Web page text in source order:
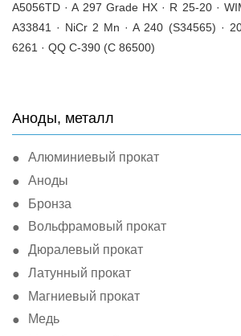
Аноды, металл
Алюминиевый прокат
Аноды
Бронза
Вольфрамовый прокат
Дюралевый прокат
Латунный прокат
Магниевый прокат
Медь
A5056TD · A 297 Grade HX · R 25-20 ·
A33841 · NiCr 2 Mn · A 240 (S34565) ·
6261 · QQ C-390 (C 86500)